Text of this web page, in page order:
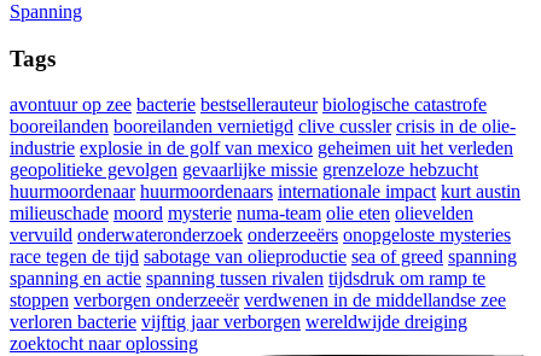
Spanning
Tags
avontuur op zee bacterie bestsellerauteur biologische catastrofe
booreilanden booreilanden vernietigd clive cussler crisis in de olie-
industrie explosie in de golf van mexico geheimen uit het verleden
geopolitieke gevolgen gevaarlijke missie grenzeloze hebzucht
huurmoordenaar huurmoordenaars internationale impact kurt austin
milieuschade moord mysterie numa-team olie eten olievelden
vervuild onderwateronderzoek onderzeeërs onopgeloste mysteries
race tegen de tijd sabotage van olieproductie sea of greed spanning
spanning en actie spanning tussen rivalen tijdsdruk om ramp te
stoppen verborgen onderzeeër verdwenen in de middellandse zee
verloren bacterie vijftig jaar verborgen wereldwijde dreiging
zoektocht naar oplossing